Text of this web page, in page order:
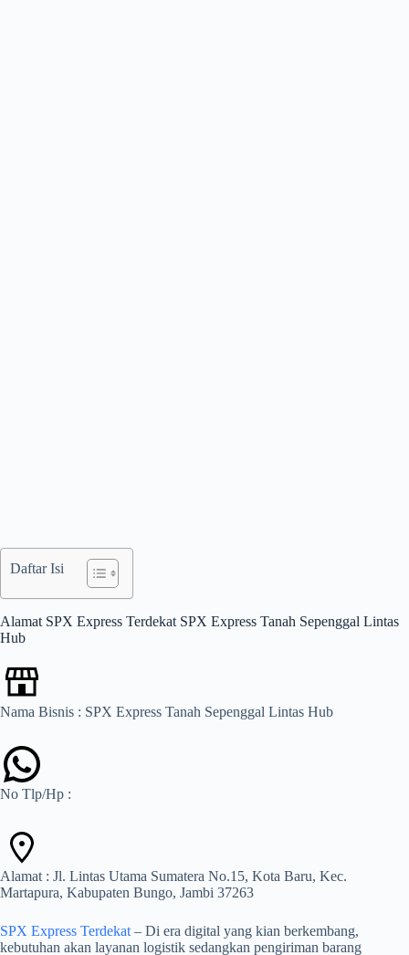
Daftar Isi
Alamat SPX Express Terdekat SPX Express Tanah Sepenggal Lintas
Hub
Nama Bisnis : SPX Express Tanah Sepenggal Lintas Hub
No Tlp/Hp :
Alamat : Jl. Lintas Utama Sumatera No.15, Kota Baru, Kec.
Martapura, Kabupaten Bungo, Jambi 37263
SPX Express Terdekat – Di era digital yang kian berkembang,
kebutuhan akan layanan logistik sedangkan pengiriman barang